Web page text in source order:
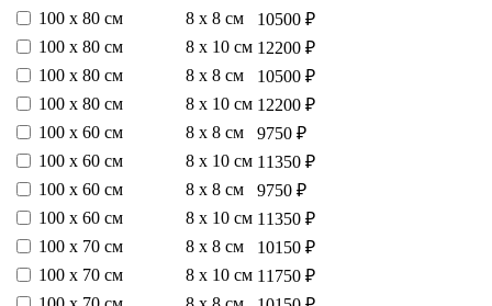
100 х 80 см
8 х 8 см
10500 ₽
100 х 80 см
8 х 10 см 12200 ₽
100 х 80 см
8 х 8 см
10500 ₽
100 х 80 см
8 х 10 см 12200 ₽
100 х 60 см
8 х 8 см
9750 ₽
100 х 60 см
8 х 10 см 11350 ₽
100 х 60 см
8 х 8 см
9750 ₽
100 х 60 см
8 х 10 см 11350 ₽
100 х 70 см
8 х 8 см
10150 ₽
100 х 70 см
8 х 10 см 11750 ₽